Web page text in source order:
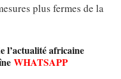
plus fermes de la
l’actualité africaine
WHATSAPP